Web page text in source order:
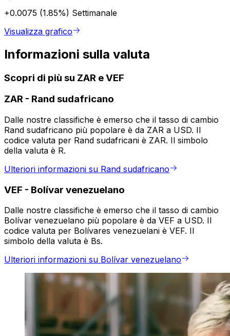
+0.0075 (1.85%) Settimanale
Visualizza grafico
Informazioni sulla valuta
Scopri di più su ZAR e VEF
ZAR - Rand sudafricano
Dalle nostre classifiche è emerso che il tasso di cambio
Rand sudafricano più popolare è da ZAR a USD. Il
codice valuta per Rand sudafricani è ZAR. Il simbolo
della valuta è R.
Ulteriori informazioni su Rand sudafricano
VEF - Bolívar venezuelano
Dalle nostre classifiche è emerso che il tasso di cambio
Bolívar venezuelano più popolare è da VEF a USD. Il
codice valuta per Bolívares venezuelani è VEF. Il
simbolo della valuta è Bs.
Ulteriori informazioni su Bolívar venezuelano